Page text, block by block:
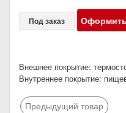
Под заказ Оформить
Внешнее покрытие:
Внутреннее покрытие:
Предыдущий товар